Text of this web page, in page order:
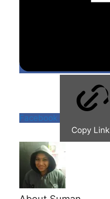
Facebook
Copy Link